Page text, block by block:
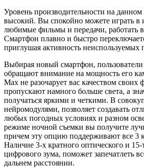
Уровень производительности на данном
высокий. Вы спокойно можете играть в
любимые фильмы и передачи, работать
Смартфон плавно и быстро
приглушая активность неиспользуемых
Выбирая новый смартфон,
обращают внимание на мощность его
Max не разочарует вас качеством
пропускают намного больше света, а
получаться яркими и четкими. В
нейромодулями, позволяет создавать
любых погодных условиях и разном
режиме ночной съемки вы получите
причем эту опцию поддерживают все 3
Наличие 3-х кратного оптического и 15-
цифрового зума, поможет запечатлеть
дальнем расстоянии.